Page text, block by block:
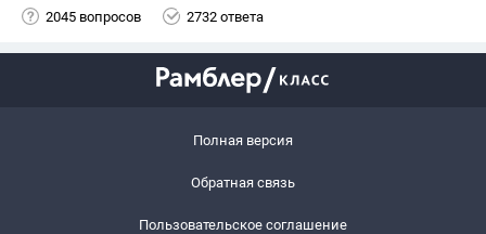
2045 вопросов 2732 ответа
Полная версия
Обратная связь
Пользовательское соглашение